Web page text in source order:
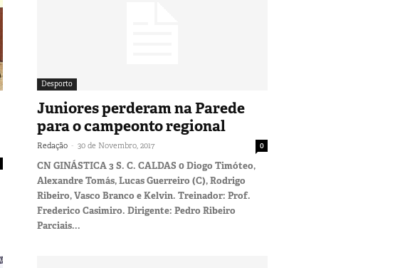
Desporto
Juniores perderam na Parede
para o campeonto regional
Redação - 30 de Novembro, 2017 0
CN GINÁSTICA 3 S. C. CALDAS 0 Diogo Timóteo,
Alexandre Tomás, Lucas Guerreiro (C), Rodrigo
Ribeiro, Vasco Branco e Kelvin. Treinador: Prof.
Frederico Casimiro. Dirigente: Pedro Ribeiro
Parciais...